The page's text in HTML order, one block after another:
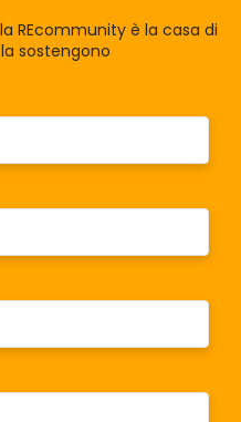
REcommunity è la casa di
sostengono